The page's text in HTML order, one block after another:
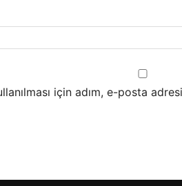
için adım, e-posta